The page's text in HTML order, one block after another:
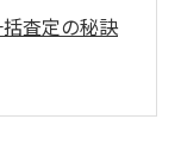
査定の秘訣
な注意点